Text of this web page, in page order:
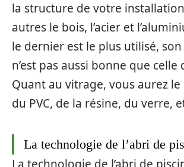
la structure de votre
autres le bois, l’acier et
le dernier est le plus utilisé,
n’est pas aussi bonne que celle
Quant au vitrage, vous aurez
du PVC, de la résine, du verre,
La technologie de l’abri de